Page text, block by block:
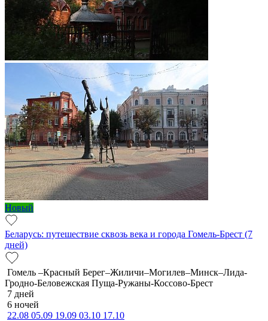
Новый
Беларусь: путешествие сквозь века и города Гомель-Брест (7
дней)
Гомель –Красный Берег–Жиличи–Могилев–Минск–Лида-
Гродно-Беловежская Пуща-Ружаны-Коссово-Брест
7 дней
6 ночей
22.08 05.09 19.09 03.10 17.10